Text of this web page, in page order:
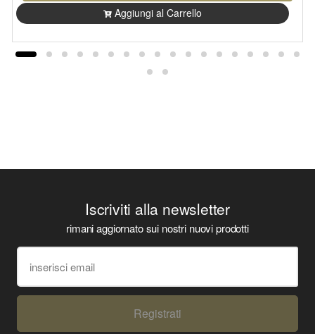
Aggiungi al Carrello
Iscriviti alla newsletter
rimani aggiornato sui nostri nuovi prodotti
Registrati